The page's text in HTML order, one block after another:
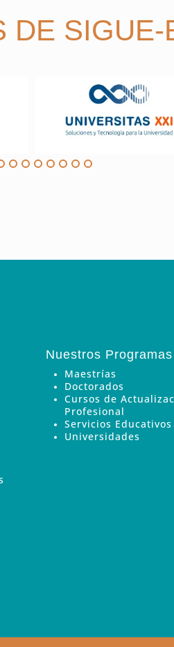
DE SIGUE-
Nuestros Programas
Maestrías
Doctorados
Cursos de
Profesional
Servicios Educativos
Universidades